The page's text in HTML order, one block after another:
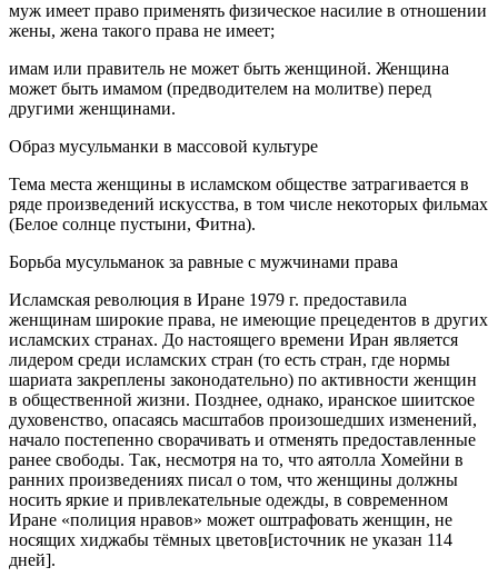
муж имеет право применять физическое насилие в отношении
жены, жена такого права не имеет;
имам или правитель не может быть женщиной. Женщина
может быть имамом (предводителем на молитве) перед
другими женщинами.
Образ мусульманки в массовой культуре
Тема места женщины в исламском обществе затрагивается в
ряде произведений искусства, в том числе некоторых фильмах
(Белое солнце пустыни, Фитна).
Борьба мусульманок за равные с мужчинами права
Исламская революция в Иране 1979 г. предоставила
женщинам широкие права, не имеющие прецедентов в других
исламских странах. До настоящего времени Иран является
лидером среди исламских стран (то есть стран, где нормы
шариата закреплены законодательно) по активности женщин
в общественной жизни. Позднее, однако, иранское шиитское
духовенство, опасаясь масштабов произошедших изменений,
начало постепенно сворачивать и отменять предоставленные
ранее свободы. Так, несмотря на то, что аятолла Хомейни в
ранних произведениях писал о том, что женщины должны
носить яркие и привлекательные одежды, в современном
Иране «полиция нравов» может оштрафовать женщин, не
носящих хиджабы тёмных цветов[источник не указан 114
дней].